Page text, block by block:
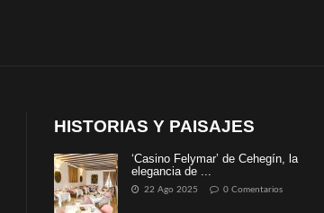
HISTORIAS Y PAISAJES
‘Casino Felymar’ de Cehegín, la
elegancia de ...
22 Ago 2025 0 Comentarios